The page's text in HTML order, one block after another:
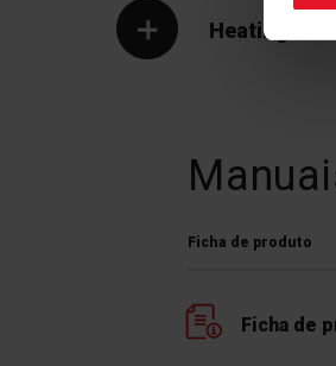
Heatingzone
Ficha de produto
Ficha de